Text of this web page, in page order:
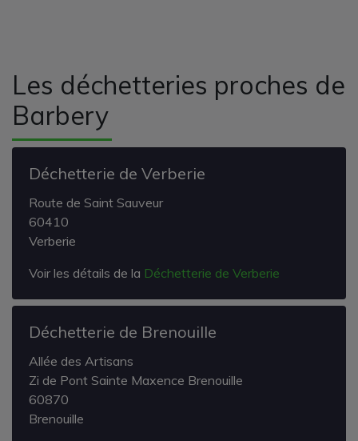
Les déchetteries proches de
Barbery
Déchetterie de Verberie
Route de Saint Sauveur
60410
Verberie
Voir les détails de la Déchetterie de Verberie
Déchetterie de Brenouille
Allée des Artisans
Zi de Pont Sainte Maxence Brenouille
60870
Brenouille